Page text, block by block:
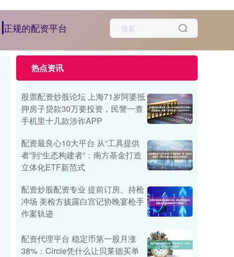
正规的配资平台
热点资讯
股票配资炒股论坛 上海71岁阿婆抵
押房子贷款30万要投资，民警一查
手机里十几款涉诈APP
配资最良心10大平台 从“工具提供
者”到“生态构建者”：南方基金打造
立体化ETF新范式
配资炒股配资专业 提前订房、持枪
冲场 美检方披露白宫记协晚宴枪手
作案轨迹
配资代理平台 稳定币第一股月涨
38%：Circle凭什么让贝莱德买单